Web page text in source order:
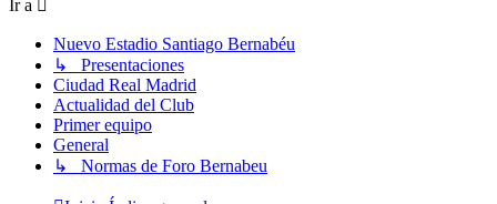
Ir a
Nuevo Estadio Santiago Bernabéu
↳ Presentaciones
Ciudad Real Madrid
Actualidad del Club
Primer equipo
General
↳ Normas de Foro Bernabeu